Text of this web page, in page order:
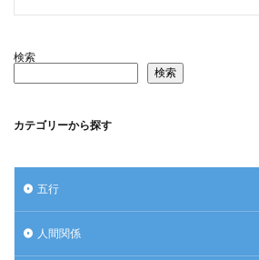
検索
検索
カテゴリーから探す
五行
人間関係